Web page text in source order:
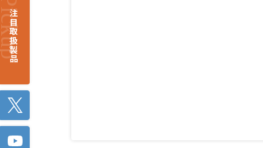
注目取扱製品